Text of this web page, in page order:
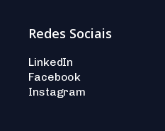
Redes Sociais
LinkedIn
Facebook
Instagram